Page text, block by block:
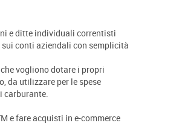
e ditte individuali correntisti
conti aziendali con semplicità
vogliono dotare i propri
da utilizzare per le spese
carburante.
e fare acquisti in e-commerce